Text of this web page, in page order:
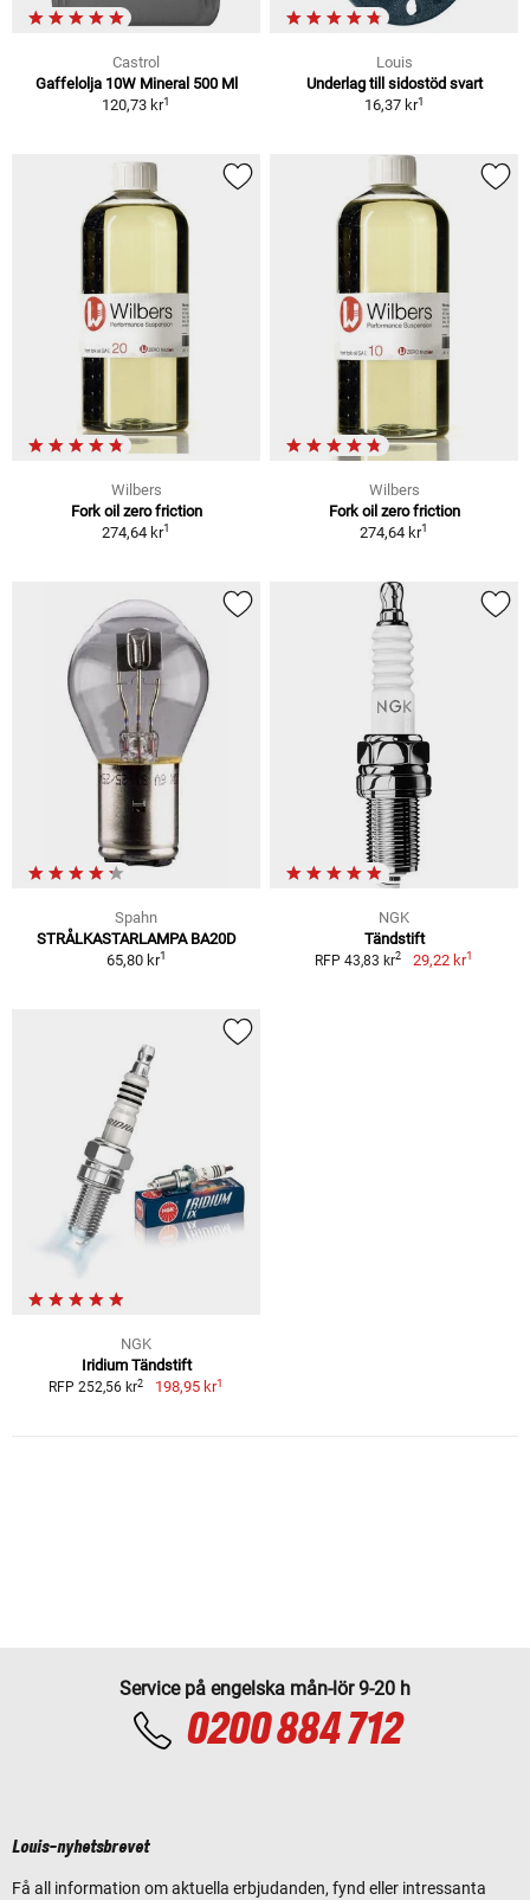
Castrol
Gaffelolja 10W Mineral 500 Ml
120,73 kr1
Louis
Underlag till sidostöd svart
16,37 kr1
Wilbers
Fork oil zero friction
274,64 kr1
Wilbers
Fork oil zero friction
274,64 kr1
Spahn
STRÅLKASTARLAMPA BA20D
65,80 kr1
NGK
Tändstift
RFP 43,83 kr2 29,22 kr1
NGK
Iridium Tändstift
RFP 252,56 kr2 198,95 kr1
Service på engelska mån-lör 9-20 h
0200 884 712
Louis-nyhetsbrevet
Få all information om aktuella erbjudanden, fynd eller intressanta